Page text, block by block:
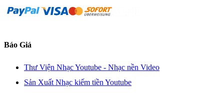
Báo Giá
Thư Viện Nhạc Youtube - Nhạc nền Video
Sản Xuất Nhạc kiếm tiền Youtube